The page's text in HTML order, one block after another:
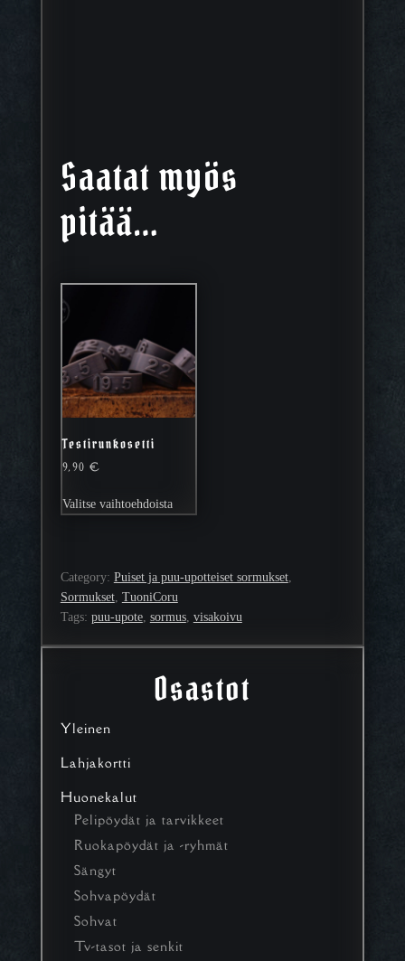
Osastot
Yleinen
Lahjakortti
Huonekalut
Pelipöydät ja tarvikkeet
Ruokapöydät ja -ryhmät
Sängyt
Sohvapöydät
Sohvat
Tv-tasot ja senkit
Saatat myös
pitää…
Testirunkosetti
9,90€
Valitse vaihtoehdoistatuotteella
muunnelma.
Voit
tuotteen
Category: Puiset ja puu-upotteiset sormukset
Sormukset, TuoniCoru
Tags: puu-upote, sormus, visakoivu